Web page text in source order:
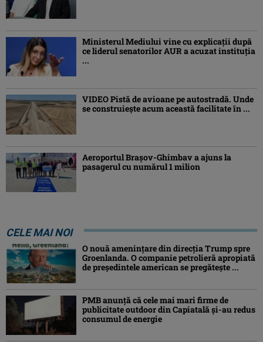
Ministerul Mediului vine cu explicații după
ce liderul senatorilor AUR a acuzat instituția
...
VIDEO Pistă de avioane pe autostradă. Unde
se construiește acum această facilitate în ...
Aeroportul Brașov-Ghimbav a ajuns la
pasagerul cu numărul 1 milion
CELE MAI NOI
O nouă amenințare din direcția Trump spre
Groenlanda. O companie petrolieră apropiată
de președintele american se pregătește ...
PMB anunță că cele mai mari firme de
publicitate outdoor din Capiatală și-au redus
consumul de energie